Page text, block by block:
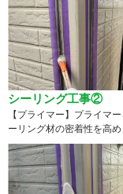
シーリング工事②
【プライマー】プライマ
ーリング材の密着性を高め